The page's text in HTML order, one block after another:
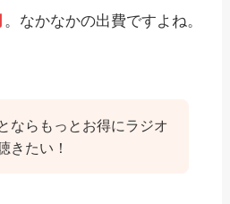
。なかなかの出費ですよね。
ならもっとお得にラジオ
きたい！